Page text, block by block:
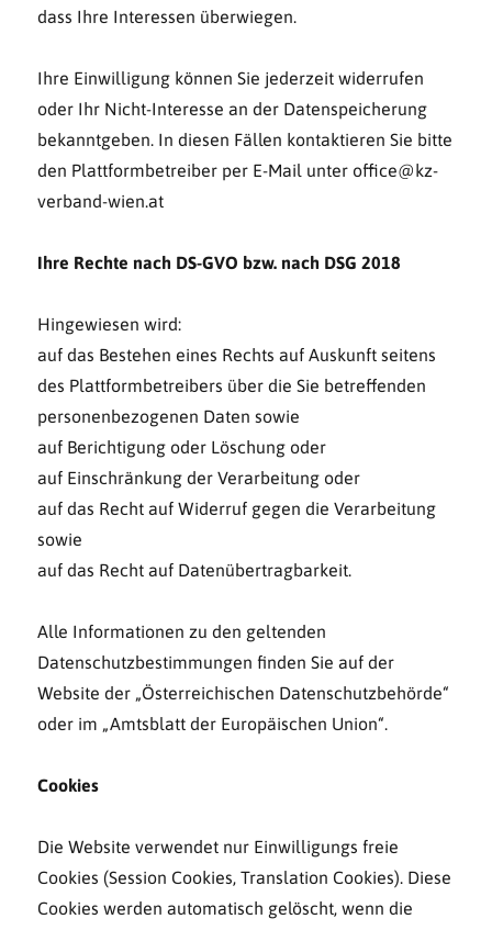
dass Ihre Interessen überwiegen.
Ihre Einwilligung können Sie jederzeit widerrufen
oder Ihr Nicht-Interesse an der Datenspeicherung
bekanntgeben. In diesen Fällen kontaktieren Sie bitte
den Plattformbetreiber per E-Mail unter office@kz-
verband-wien.at
Ihre Rechte nach DS-GVO bzw. nach DSG 2018
Hingewiesen wird:
auf das Bestehen eines Rechts auf Auskunft seitens
des Plattformbetreibers über die Sie betreffenden
personenbezogenen Daten sowie
auf Berichtigung oder Löschung oder
auf Einschränkung der Verarbeitung oder
auf das Recht auf Widerruf gegen die Verarbeitung
sowie
auf das Recht auf Datenübertragbarkeit.
Alle Informationen zu den geltenden
Datenschutzbestimmungen finden Sie auf der
Website der „Österreichischen Datenschutzbehörde“
oder im „Amtsblatt der Europäischen Union“.
Cookies
Die Website verwendet nur Einwilligungs freie
Cookies (Session Cookies, Translation Cookies). Diese
Cookies werden automatisch gelöscht, wenn die